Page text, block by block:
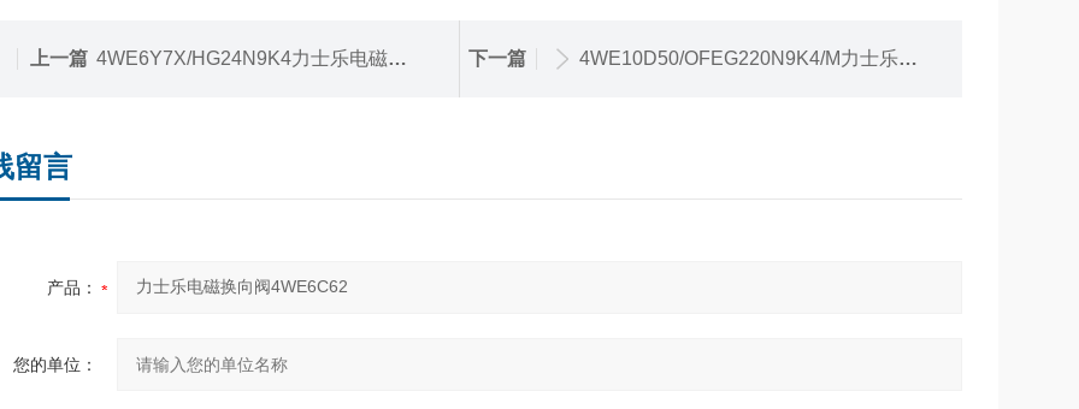
上一篇 4WE6Y7X/HG24N9K4力士乐电磁换向阀4WE6Y7X 下一篇 4WE10D50/OFEG220N9K4/M力士乐电磁换向阀4WE10D50
留言
产品：
您的单位：